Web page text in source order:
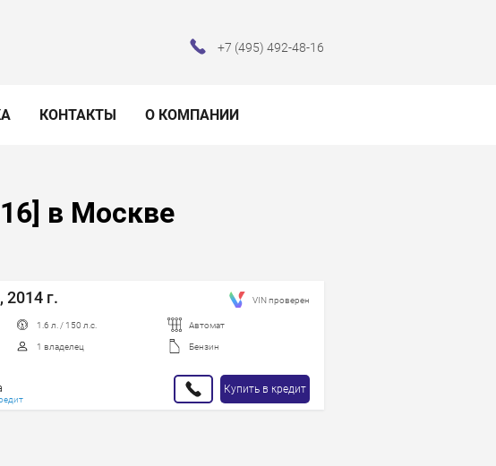
+7 (495) 492-48-16
КОНТАКТЫ О КОМПАНИИ
в Москве
2014 г.
1.6 л. / 150 л.с. Автомат
1 владелец Бензин
Купить в кредит
VIN проверен